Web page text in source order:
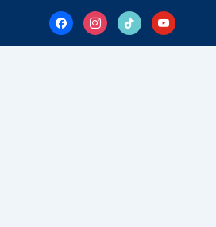
facebookinstagram
tiktok youtube